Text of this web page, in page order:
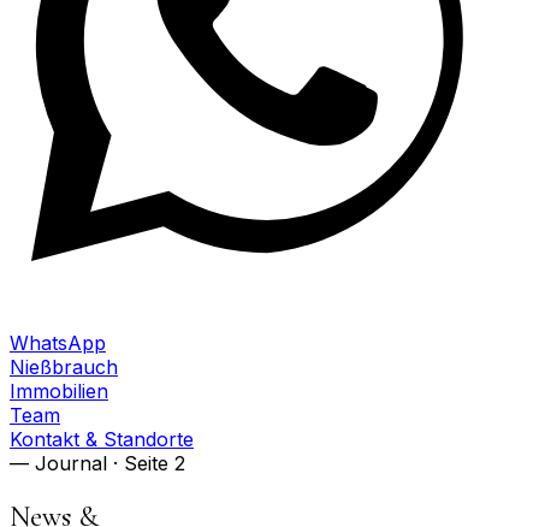
WhatsApp
Nießbrauch
Immobilien
Team
Kontakt & Standorte
— Journal · Seite 2
News &